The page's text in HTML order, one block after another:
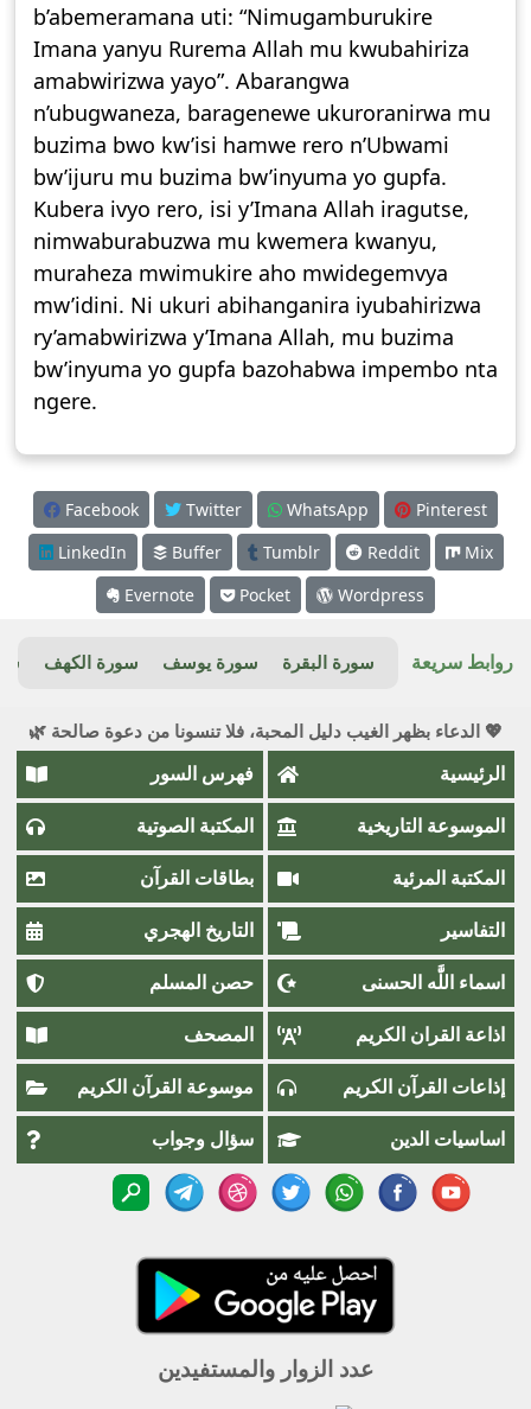
b’abemeramana uti: “Nimugamburukire
Imana yanyu Rurema Allah mu kwubahiriza
amabwirizwa yayo”. Abarangwa
n’ubugwaneza, baragenewe ukuroranirwa mu
buzima bwo kw’isi hamwe rero n’Ubwami
bw’ijuru mu buzima bw’inyuma yo gupfa.
Kubera ivyo rero, isi y’Imana Allah iragutse,
nimwaburabuzwa mu kwemera kwanyu,
muraheza mwimukire aho mwidegemvya
mw’idini. Ni ukuri abihanganira iyubahirizwa
ry’amabwirizwa y’Imana Allah, mu buzima
bw’inyuma yo gupfa bazohabwa impembo nta
ngere.
Facebook Twitter WhatsApp
Pinterest
LinkedIn
Buffer Tumblr Reddit
Mix
Evernote
Pocket Wordpress
روابط سريعة سورة البقرة سورة يوسف سورة الكهف
💖 الدعاء بظهر الغيب دليل المحبة، فلا تنسونا من دعوة صالحة 🌿
الرئيسية فهرس السور
الموسوعة التاريخية المكتبة الصوتية
المكتبة المرئية بطاقات القرآن
التفاسير التاريخ الهجري
اسماء اللَّٰه الحسنى حصن المسلم
اذاعة القران الكريم المصحف
إذاعات القرآن الكريم موسوعة القرآن الكريم
اساسيات الدين سؤال وجواب
عدد الزوار والمستفيدين